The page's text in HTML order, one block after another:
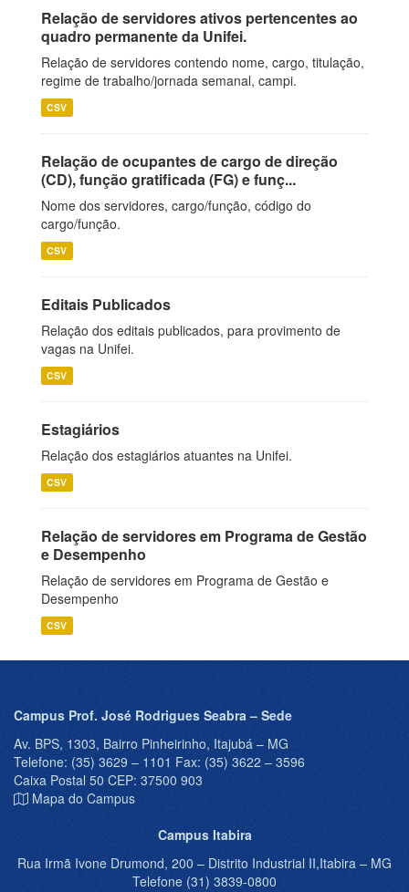
Relação de servidores ativos pertencentes ao
quadro permanente da Unifei.
Relação de servidores contendo nome, cargo, titulação,
regime de trabalho/jornada semanal, campi.
CSV
Relação de ocupantes de cargo de direção
(CD), função gratificada (FG) e funç...
Nome dos servidores, cargo/função, código do
cargo/função.
CSV
Editais Publicados
Relação dos editais publicados, para provimento de
vagas na Unifei.
CSV
Estagiários
Relação dos estagiários atuantes na Unifei.
CSV
Relação de servidores em Programa de Gestão
e Desempenho
Relação de servidores em Programa de Gestão e
Desempenho
CSV
Campus Prof. José Rodrigues Seabra – Sede
Av. BPS, 1303, Bairro Pinheirinho, Itajubá – MG
Telefone: (35) 3629 – 1101 Fax: (35) 3622 – 3596
Caixa Postal 50 CEP: 37500 903
Mapa do Campus
Campus Itabira
Rua Irmã Ivone Drumond, 200 – Distrito Industrial II,Itabira – MG
Telefone (31) 3839-0800